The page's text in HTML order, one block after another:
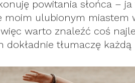
powitania słońca –
moim ulubionym miastem
warto znaleźć coś
dokładnie tłumaczę